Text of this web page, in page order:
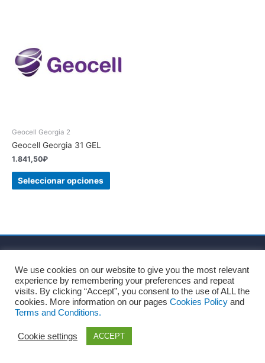
Geocell Georgia 2
Geocell Georgia 31 GEL
1.841,50₽
Seleccionar opciones
Política de privacidad
Política de cookies
Consentimiento para el tratamiento de datos personales
Blog
Contacto
Copyright © 2026
We use cookies on our website to give you the most relevant
experience by remembering your preferences and repeat
visits. By clicking “Accept”, you consent to the use of ALL the
cookies. More information on our pages Cookies Policy and
Terms and Conditions.
Cookie settings ACCEPT